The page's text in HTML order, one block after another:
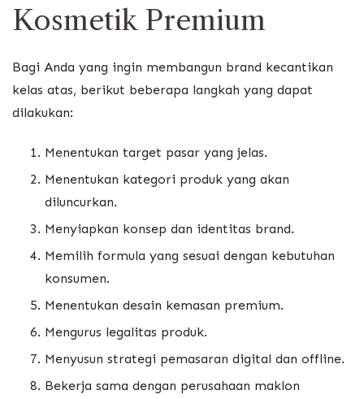
Kosmetik Premium
Bagi Anda yang ingin membangun brand kecantikan
kelas atas, berikut beberapa langkah yang dapat
dilakukan:
Menentukan target pasar yang jelas.
Menentukan kategori produk yang akan
diluncurkan.
Menyiapkan konsep dan identitas brand.
Memilih formula yang sesuai dengan kebutuhan
konsumen.
Menentukan desain kemasan premium.
Mengurus legalitas produk.
Menyusun strategi pemasaran digital dan offline.
Bekerja sama dengan perusahaan maklon